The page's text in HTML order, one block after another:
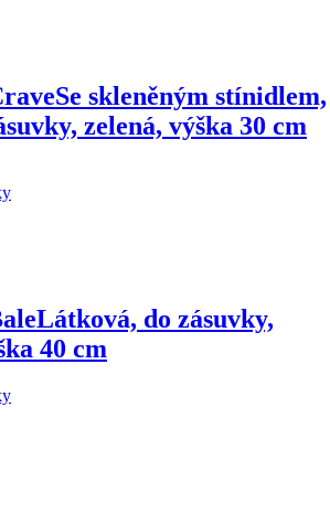
Se skleněným stínidlem,
zelená, výška 30 cm
Látková, do zásuvky,
40 cm